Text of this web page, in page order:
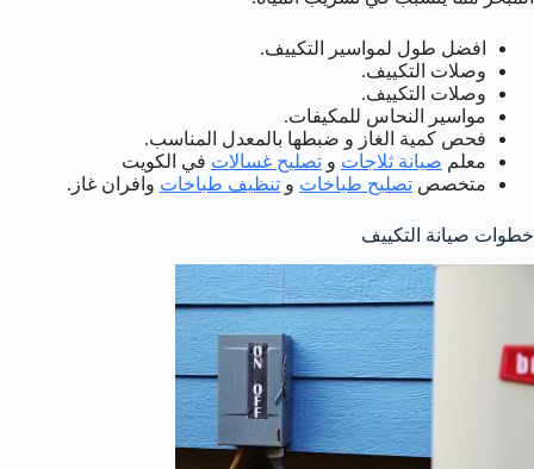
افضل طول لمواسير التكييف.
وصلات التكييف.
وصلات التكييف.
مواسير النحاس للمكيفات.
فحص كمية الغاز و ضبطها بالمعدل المناسب.
معلم صيانة ثلاجات و تصليح غسالات في الكويت
متخصص تصليح طباخات و تنظيف طباخات وافران غاز.
خطوات صيانة التكييف